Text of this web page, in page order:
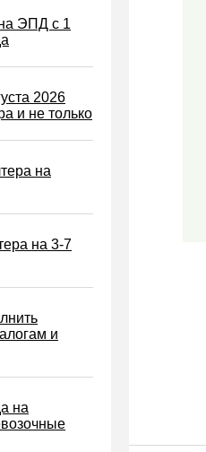
бизнес
налогов
ЭПД с 1
2026
и не только
на
на 3-7
и
на